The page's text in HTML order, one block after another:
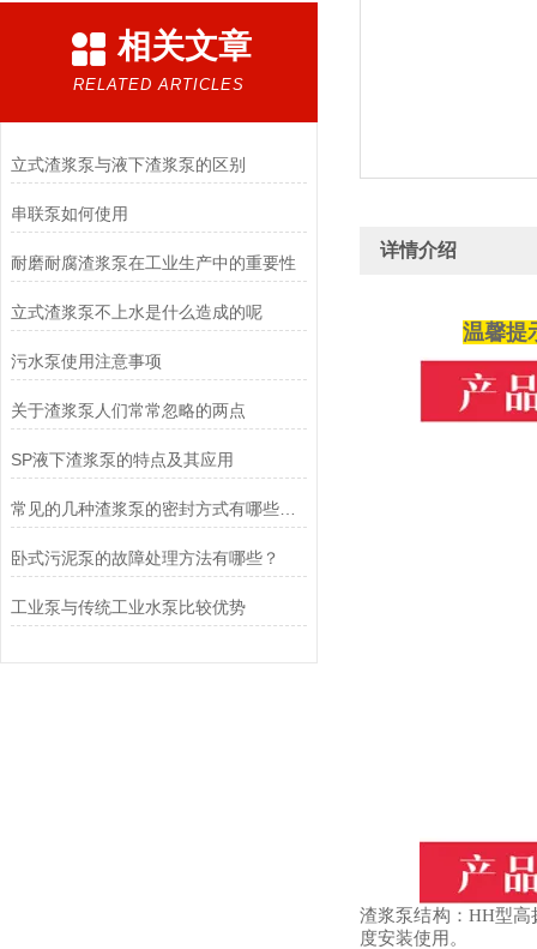
相关文章
RELATED ARTICLES
立式渣浆泵与液下渣浆泵的区别
串联泵如何使用
耐磨耐腐渣浆泵在工业生产中的重要性
立式渣浆泵不上水是什么造成的呢
污水泵使用注意事项
关于渣浆泵人们常常忽略的两点
SP液下渣浆泵的特点及其应用
常见的几种渣浆泵的密封方式有哪些优缺点
卧式污泥泵的故障处理方法有哪些？
工业泵与传统工业水泵比较优势
详情介绍
温馨提
渣浆泵结构：HH型
度安装使用。